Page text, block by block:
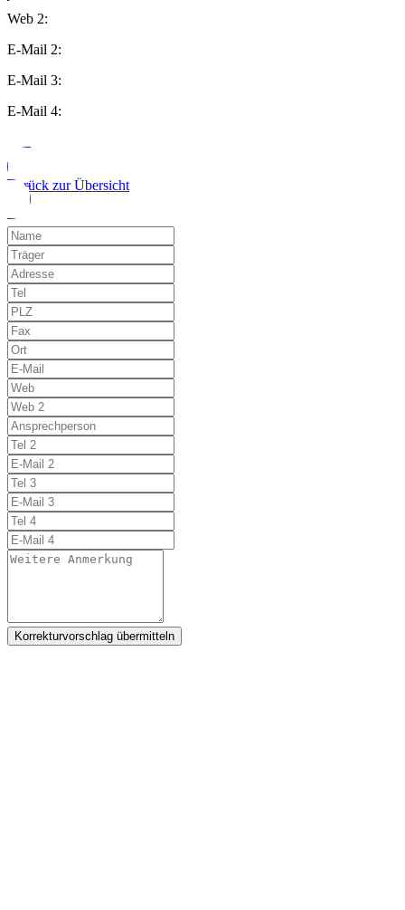
Web 2:
E-Mail 2:
E-Mail 3:
E-Mail 4:
Zurück zur Übersicht
Korrekturvorschlag übermitteln